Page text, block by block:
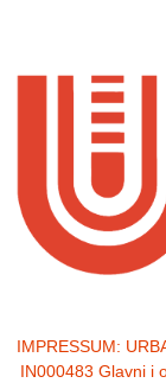
IMPRESSUM:
IN000483 Glavni i